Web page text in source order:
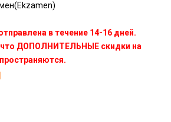
в течение 14-16 дней.
что ДОПОЛНИТЕЛЬНЫЕ скидки на